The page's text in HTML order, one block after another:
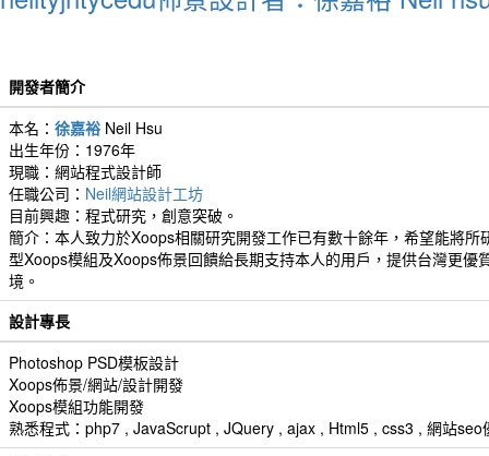
開發者簡介
本名： 徐嘉裕 Neil Hsu
出生年份：1976年
現職：網站程式設計師
任職公司： Neil網站設計工坊
目前興趣：程式研究，創意突破。
簡介：本人致力於Xoops相關研究開發工作已有數十餘年，希望能將所
型Xoops模組及Xoops佈景回饋給長期支持本人的用戶，提供台灣更優
境。
設計專長
Photoshop PSD模板設計
Xoops佈景/網站/設計開發
Xoops模組功能開發
熟悉程式：php7 , JavaScrupt , JQuery , ajax , Html5 , css3 , 網站seo